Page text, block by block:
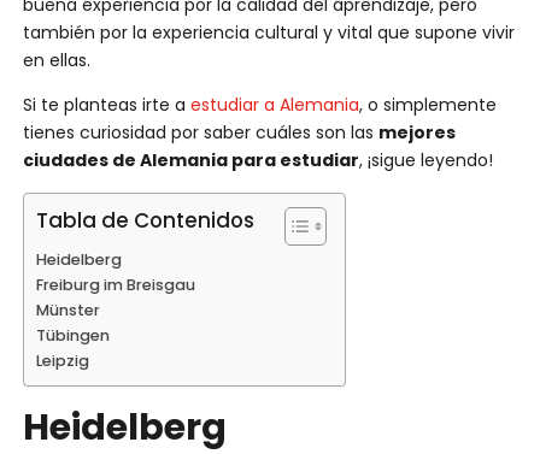
buena experiencia por la calidad del aprendizaje, pero
también por la experiencia cultural y vital que supone vivir
en ellas.
Si te planteas irte a estudiar a Alemania, o simplemente
tienes curiosidad por saber cuáles son las mejores
ciudades de Alemania para estudiar, ¡sigue leyendo!
Tabla de Contenidos
Heidelberg
Freiburg im Breisgau
Münster
Tübingen
Leipzig
Heidelberg